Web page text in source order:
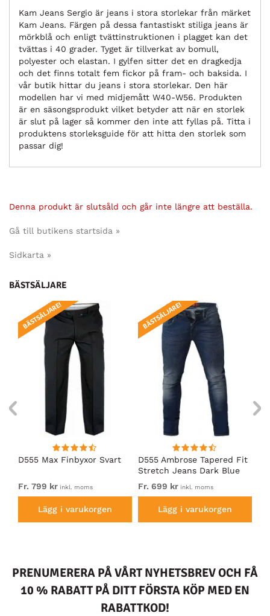
Kam Jeans Sergio är jeans i stora storlekar från märket
Kam Jeans. Färgen på dessa fantastiskt stiliga jeans är
mörkblå och enligt tvättinstruktionen i plagget kan det
tvättas i 40 grader. Tyget är tillverkat av bomull,
polyester och elastan. I gylfen sitter det en dragkedja
och det finns totalt fem fickor på fram- och baksida. I
vår butik hittar du jeans i stora storlekar. Den här
modellen har vi med midjemått W40-W56. Produkten
är en säsongsprodukt vilket betyder att när en storlek
är slut på lager så kommer den inte att fyllas på. Titta i
produktens storleksguide för att hitta den storlek som
passar dig!
Denna produkt är slutsåld och går inte längre att beställa.
Gå till butikens startsida »
Sidkarta »
BÄSTSÄLJARE
D555 Max Finbyxor Svart
BÄSTSÄLJARE!
Fr. 799 kr inkl. moms
Lägg i varukorgen
D555 Ambrose Tapered Fit
Stretch Jeans Dark Blue
BÄSTSÄLJARE!
Fr. 699 kr inkl. moms
Lägg i varukorgen
PRENUMERERA PÅ VÅRT NYHETSBREV OCH FÅ
10 % RABATT PÅ DITT FÖRSTA KÖP MED EN
RABATTKOD!